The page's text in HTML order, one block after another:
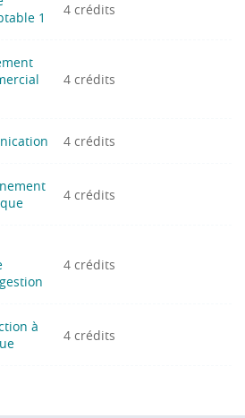
1
4 crédits
4 crédits
4 crédits
4 crédits
4 crédits
à
4 crédits